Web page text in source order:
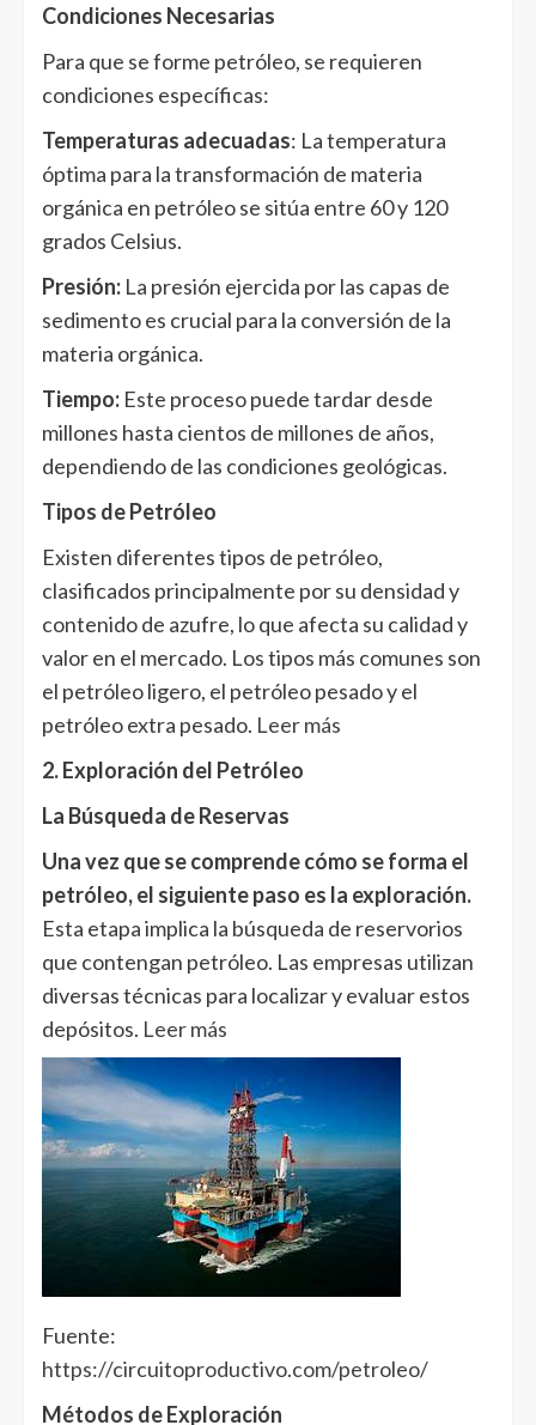
Condiciones Necesarias
Para que se forme petróleo, se requieren
condiciones específicas:
Temperaturas adecuadas: La temperatura
óptima para la transformación de materia
orgánica en petróleo se sitúa entre 60 y 120
grados Celsius.
Presión: La presión ejercida por las capas de
sedimento es crucial para la conversión de la
materia orgánica.
Tiempo: Este proceso puede tardar desde
millones hasta cientos de millones de años,
dependiendo de las condiciones geológicas.
Tipos de Petróleo
Existen diferentes tipos de petróleo,
clasificados principalmente por su densidad y
contenido de azufre, lo que afecta su calidad y
valor en el mercado. Los tipos más comunes son
el petróleo ligero, el petróleo pesado y el
petróleo extra pesado. Leer más
2. Exploración del Petróleo
La Búsqueda de Reservas
Una vez que se comprende cómo se forma el
petróleo, el siguiente paso es la exploración.
Esta etapa implica la búsqueda de reservorios
que contengan petróleo. Las empresas utilizan
diversas técnicas para localizar y evaluar estos
depósitos. Leer más
Fuente:
https://circuitoproductivo.com/petroleo/
Métodos de Exploración